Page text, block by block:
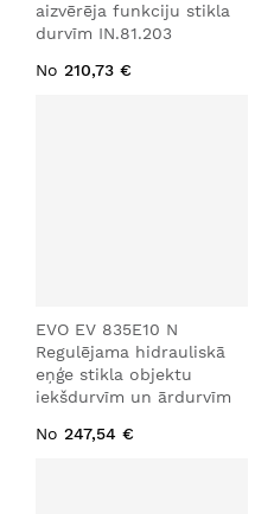
aizvērēja funkciju stikla
durvīm IN.81.203
No 210,73 €
EVO EV 835E10 N
Regulējama hidrauliskā
eņģe stikla objektu
iekšdurvīm un ārdurvīm
No 247,54 €